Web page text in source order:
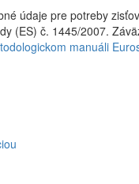
údaje pre potreby
(ES) č. 1445/2007.
manuáli